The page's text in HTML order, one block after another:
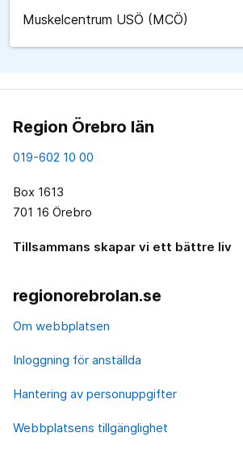
Muskelcentrum USÖ (MCÖ)
Region Örebro län
019-602 10 00
Box 1613
701 16 Örebro
Tillsammans skapar vi ett bättre liv
regionorebrolan.se
Om webbplatsen
Inloggning för anställda
Hantering av personuppgifter
Webbplatsens tillgänglighet